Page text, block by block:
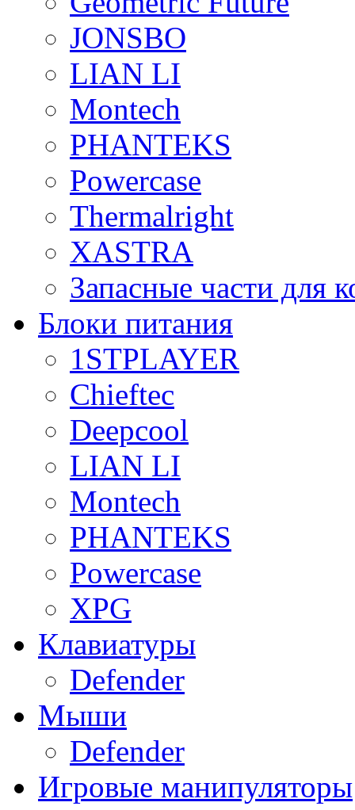
JONSBO
LIAN LI
Montech
PHANTEKS
Powercase
Thermalright
XASTRA
Запасные части для
Блоки питания
1STPLAYER
Chieftec
Deepcool
LIAN LI
Montech
PHANTEKS
Powercase
XPG
Клавиатуры
Defender
Мыши
Defender
Игровые манипуляторы